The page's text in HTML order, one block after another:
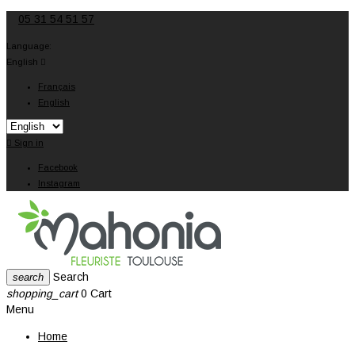
05 31 54 51 57
Language:
English 
Français
English
 Sign in
Facebook
Instagram
search
Search
shopping_cart 0 Cart
Menu
Home